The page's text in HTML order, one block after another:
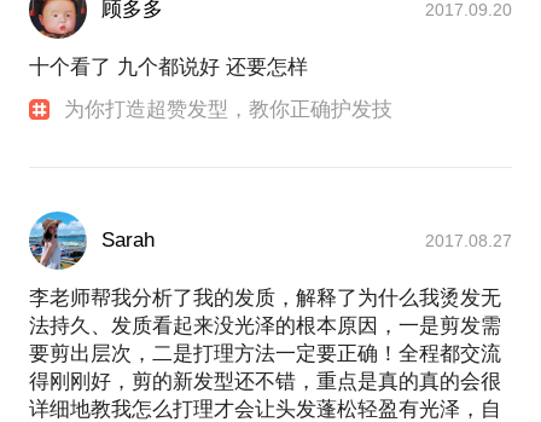
顾多多 2017.09.20
十个看了 九个都说好 还要怎样
为你打造超赞发型，教你正确护发技
Sarah 2017.08.27
李老师帮我分析了我的发质，解释了为什么我烫发无
法持久、发质看起来没光泽的根本原因，一是剪发需
要剪出层次，二是打理方法一定要正确！全程都交流
得刚刚好，剪的新发型还不错，重点是真的真的会很
详细地教我怎么打理才会让头发蓬松轻盈有光泽，自